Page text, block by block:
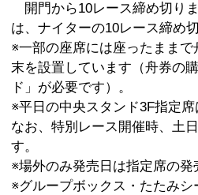
開門から10レース締め切り
は、ナイターの10レース締め
※一部の座席には座ったまま
末を設置しています（舟券の
ド」が必要です）。
※平日の中央スタンド3F指定席
なお、特別レース開催時、土
す。
※場外のみ発売日は指定席の発
※グループボックス・たたみ